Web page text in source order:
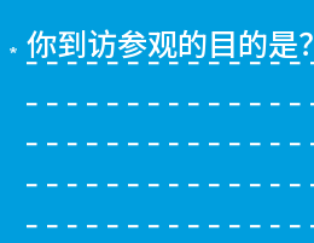
你到访参观的目的是？